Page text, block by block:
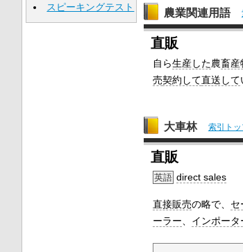
農業関連用語
直販
自ら生産した農畜産
売契約して直送して
大車林 索引トッ
直販
英語 direct sales
直接販売の略で、 セ
ーラー
インポータ
スピーキングテスト